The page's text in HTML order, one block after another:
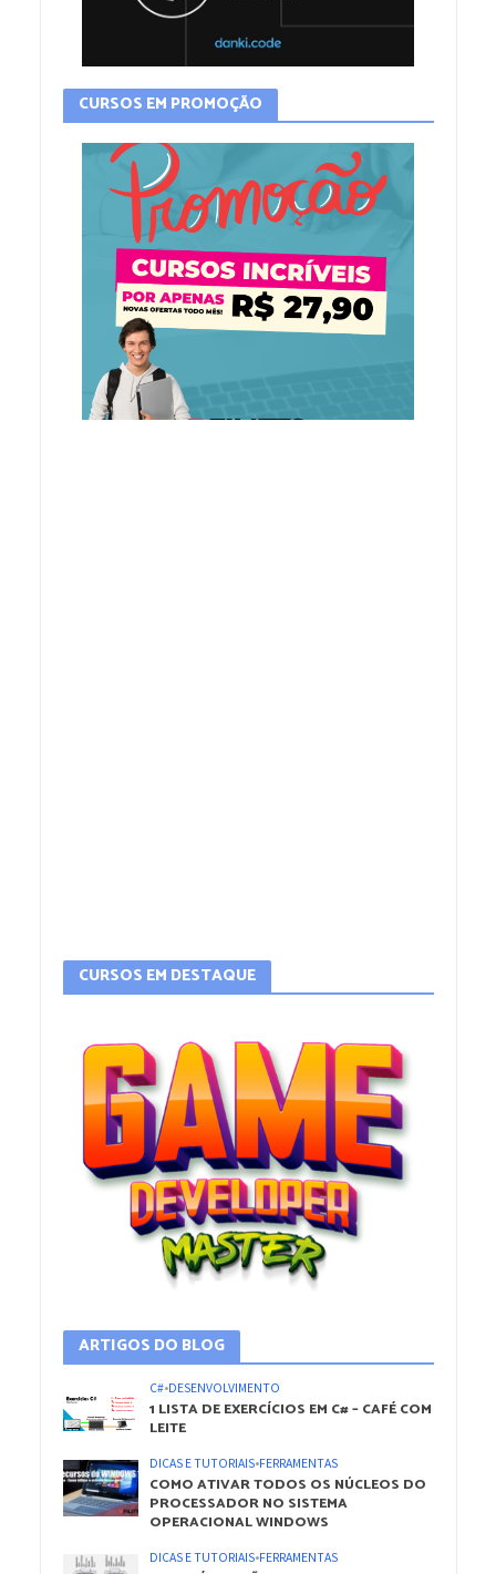
CURSOS EM PROMOÇÃO
CURSOS EM DESTAQUE
ARTIGOS DO BLOG
C#•DESENVOLVIMENTO
1 LISTA DE EXERCÍCIOS EM C# – CAFÉ COM
LEITE
DICAS E TUTORIAIS•FERRAMENTAS
COMO ATIVAR TODOS OS NÚCLEOS DO
PROCESSADOR NO SISTEMA
OPERACIONAL WINDOWS
DICAS E TUTORIAIS•FERRAMENTAS